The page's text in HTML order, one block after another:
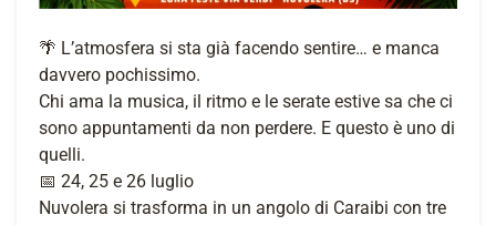
🌴 L’atmosfera si sta già facendo sentire… e manca
davvero pochissimo.
Chi ama la musica, il ritmo e le serate estive sa che ci
sono appuntamenti da non perdere. E questo è uno di
quelli.
📅 24, 25 e 26 luglio
Nuvolera si trasforma in un angolo di Caraibi con tre